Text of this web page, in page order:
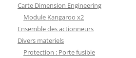
Carte Dimension Engineering
Module Kangaroo x2
Ensemble des actionneurs
Divers materiels
Protection : Porte fusible